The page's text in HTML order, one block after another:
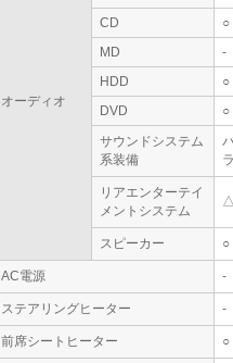
オーディオ
CD
○
MD
-
HDD
○
DVD
○
サウンドシステム
系装備
リアエンターテイ
メントシステム
スピーカー ○
AC電源 -
ステアリングヒーター -
前席シートヒーター ○